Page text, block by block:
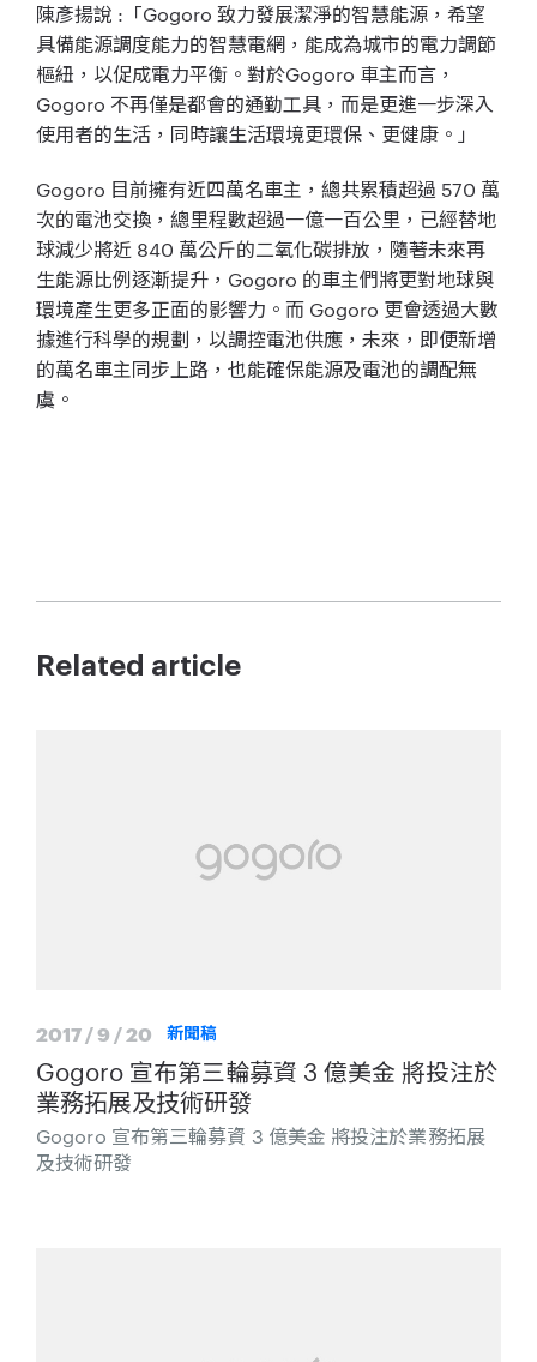
陳彥揚說 : 「Gogoro 致力發展潔淨的智慧能源，希望
具備能源調度能力的智慧電網， 能成為城市的電力調節
樞紐，以促成電力平衡。對於Gogoro 車主而言，
Gogoro 不再僅是都會的通勤工具，而是更進一步深入
使用者的生活， 同時讓生活環境更環保、更健康。」
Gogoro 目前擁有近四萬名車主，總共累積超過 570 萬
次的電池交換，總里程數超過一億一百公里，已經替地
球減少將近 840 萬公斤的二氧化碳排放，隨著未來再
生能源比例逐漸提升， Gogoro 的車主們將更對地球與
環境產生更多正面的影響力。而 Gogoro 更會透過大數
據進行科學的規劃，以調控電池供應，未來， 即便新增
的萬名車主同步上路，也能確保能源及電池的調配無
虞。
Related article
2017 / 9 / 20 新聞稿
Gogoro 宣布第三輪募資 3 億美金 將投注於
業務拓展及技術研發
Gogoro 宣布第三輪募資 3 億美金 將投注於業務拓展
及技術研發